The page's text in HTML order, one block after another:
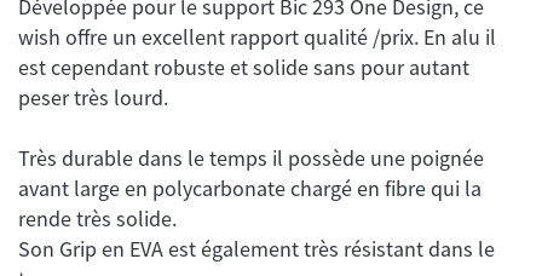
Développée pour le support Bic 293 One Design, ce
wish offre un excellent rapport qualité /prix. En alu il
est cependant robuste et solide sans pour autant
Très durable dans le temps il possède une poignée
avant large en polycarbonate chargé en fibre qui la
rende très solide.
Son Grip en EVA est également très résistant dans le